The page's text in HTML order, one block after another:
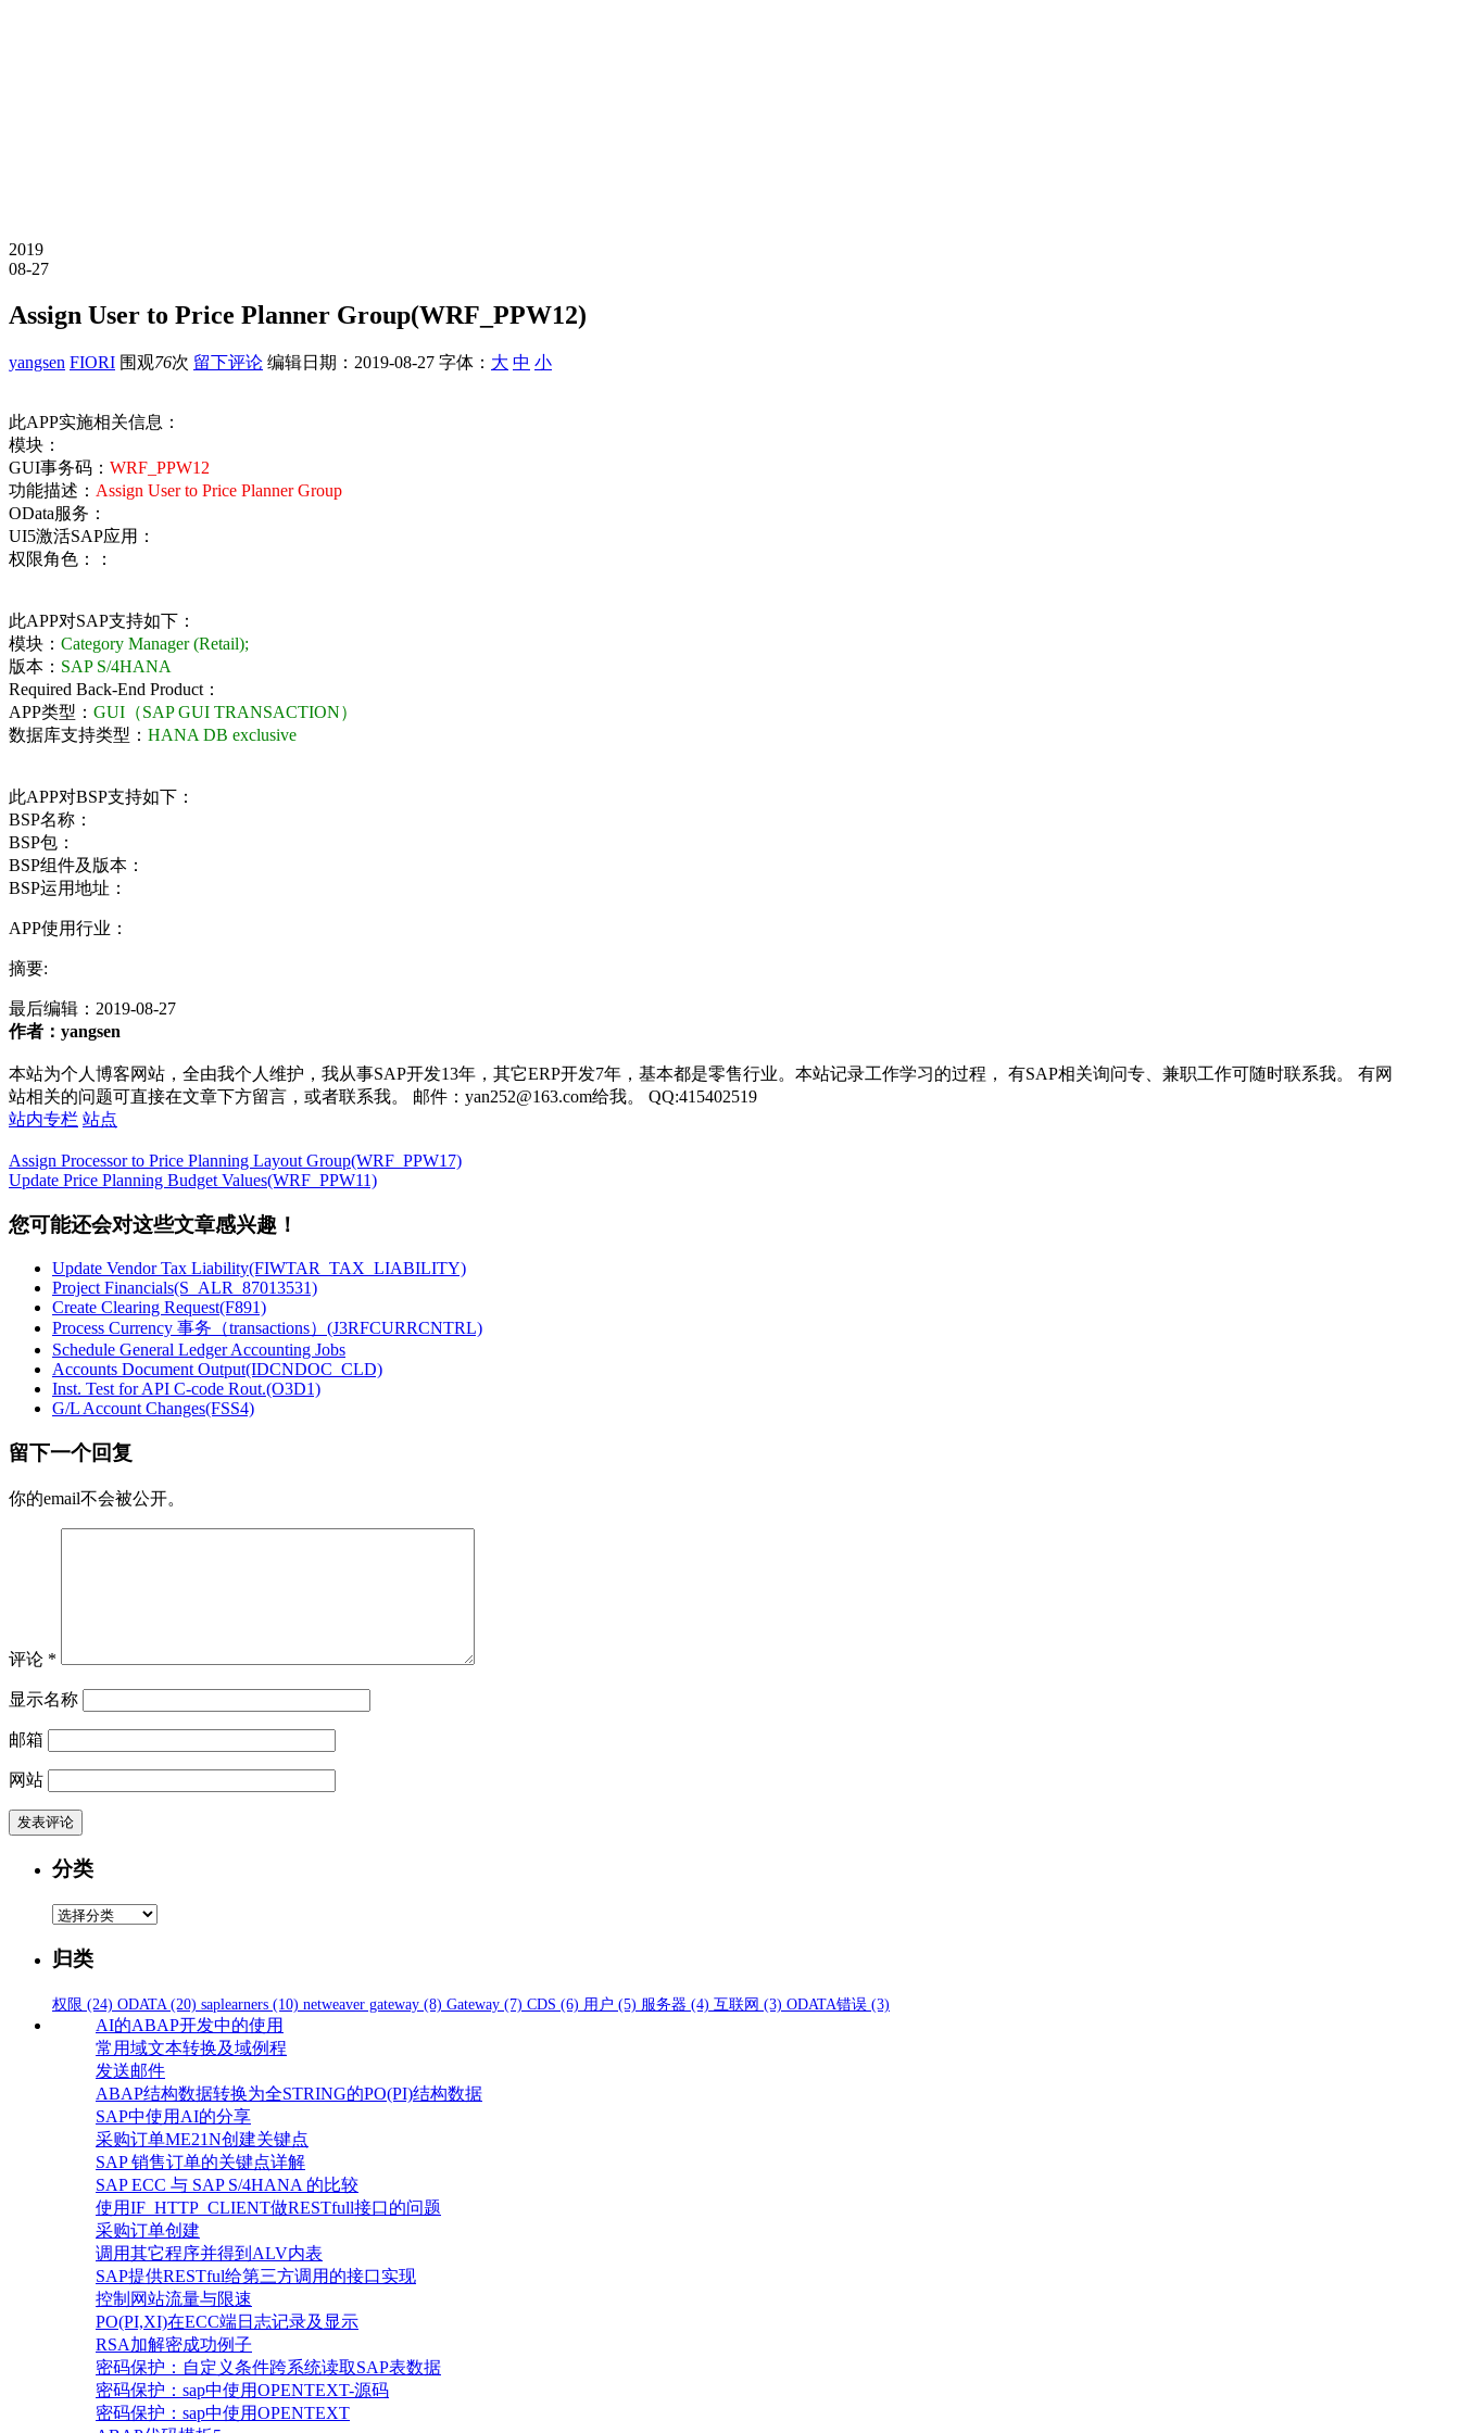
2019
08-27
Assign User to Price Planner Group(WRF_PPW12)
yangsen FIORI 围观76次 留下评论 编辑日期： 2019-08-27 字体： 大 中 小
此APP实施相关信息：
模块：
GUI事务码： WRF_PPW12
功能描述： Assign User to Price Planner Group
OData服务：
UI5激活SAP应用：
权限角色：：
此APP对SAP支持如下：
模块： Category Manager (Retail);
版本： SAP S/4HANA
Required Back-End Product：
APP类型： GUI（SAP GUI TRANSACTION）
数据库支持类型： HANA DB exclusive
此APP对BSP支持如下：
BSP名称：
BSP包：
BSP组件及版本：
BSP运用地址：
APP使用行业：
摘要:
最后编辑： 2019-08-27
作者：yangsen
本站为个人博客网站，全由我个人维护，我从事SAP开发13年，其它ERP开发7年，基本都是零售行业。本站记录工作学习的过程， 有SAP相关询问专、兼职工作可随时联系我。 有网
站相关的问题可直接在文章下方留言，或者联系我。 邮件：yan252@163.com给我。 QQ:415402519
站内专栏 站点
Assign Processor to Price Planning Layout Group(WRF_PPW17)
Update Price Planning Budget Values(WRF_PPW11)
您可能还会对这些文章感兴趣！
Update Vendor Tax Liability(FIWTAR_TAX_LIABILITY)
Project Financials(S_ALR_87013531)
Create Clearing Request(F891)
Process Currency 事务（transactions）(J3RFCURRCNTRL)
Schedule General Ledger Accounting Jobs
Accounts Document Output(IDCNDOC_CLD)
Inst. Test for API C-code Rout.(O3D1)
G/L Account Changes(FSS4)
留下一个回复
你的email不会被公开。
评论 *
显示名称
邮箱
网站
分类
分
归类
权限 (24) ODATA (20) saplearners (10) netweaver gateway (8) Gateway (7) CDS (6) 用户 (5) 服务器 (4) 互联网 (3) ODATA错误 (3)
AI的ABAP开发中的使用
常用域文本转换及域例程
发送邮件
ABAP结构数据转换为全STRING的PO(PI)结构数据
SAP中使用AI的分享
采购订单ME21N创建关键点
SAP 销售订单的关键点详解
SAP ECC 与 SAP S/4HANA 的比较
使用IF_HTTP_CLIENT做RESTfull接口的问题
采购订单创建
调用其它程序并得到ALV内表
SAP提供RESTful给第三方调用的接口实现
控制网站流量与限速
PO(PI,XI)在ECC端日志记录及显示
RSA加解密成功例子
密码保护：自定义条件跨系统读取SAP表数据
密码保护：sap中使用OPENTEXT-源码
密码保护：sap中使用OPENTEXT